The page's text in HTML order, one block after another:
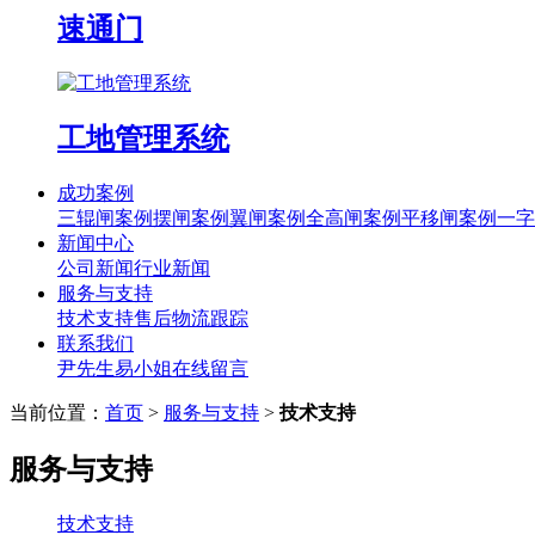
速通门
工地管理系统
成功案例
三辊闸案例摆闸案例 翼闸案例全高闸案例平移闸案例一
新闻中心
公司新闻行业新闻
服务与支持
技术支持售后物流跟踪
联系我们
尹先生易小姐在线留言
当前位置： 首页 > 服务与支持 > 技术支持
服务与支持
技术支持